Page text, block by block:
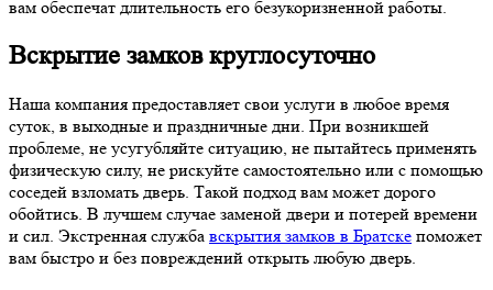
вам обеспечат длительность его безукоризненной работы.
Вскрытие замков круглосуточно
Наша компания предоставляет свои услуги в любое время
суток, в выходные и праздничные дни. При возникшей
проблеме, не усугубляйте ситуацию, не пытайтесь применять
физическую силу, не рискуйте самостоятельно или с помощью
соседей взломать дверь. Такой подход вам может дорого
обойтись. В лучшем случае заменой двери и потерей времени
и сил. Экстренная служба вскрытия замков в Братске поможет
вам быстро и без повреждений открыть любую дверь.